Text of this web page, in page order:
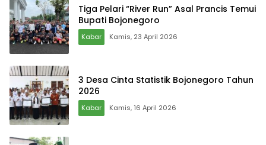
Tiga Pelari “River Run” Asal Prancis Temui
Bupati Bojonegoro
Kabar Kamis, 23 April 2026
3 Desa Cinta Statistik Bojonegoro Tahun
2026
Kabar Kamis, 16 April 2026